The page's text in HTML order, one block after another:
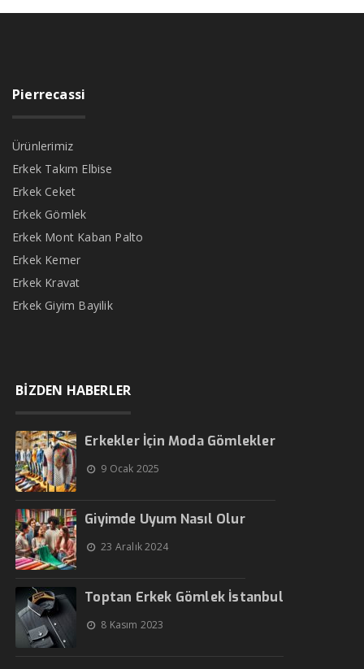
Pierrecassi
Ürünlerimiz
Erkek Takım Elbise
Erkek Ceket
Erkek Gömlek
Erkek Mont Kaban Palto
Erkek Kemer
Erkek Kravat
Erkek Giyim Bayilik
BİZDEN HABERLER
Erkekler İçin Moda Gömlekler
9 Ocak 2025
Giyimde Uyum Nasıl Olur
23 Aralık 2024
Toptan Erkek Gömlek İstanbul
8 Kasım 2023